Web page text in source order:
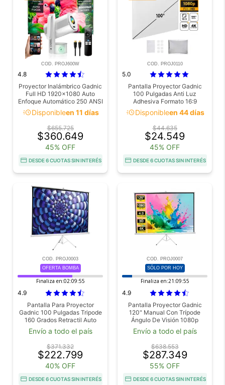
COD. PROJ600W
4.8
Proyector Inalámbrico Gadnic
Full HD 1920x1080 Auto
Enfoque Automático 250 ANSI
Lumenes
acuteDisponibleen 11 días
$655.725
$360.649
45% OFF
DESDE 6 CUOTAS SIN INTERÉS
COD. PROJ0110
5.0
Pantalla Proyector Gadnic
100 Pulgadas Anti Luz
Adhesiva Formato 16:9
acuteDisponibleen 44 días
$44.635
$24.549
45% OFF
DESDE 6 CUOTAS SIN INTERÉS
COD. PROJ0003
OFERTA BOMBA
Finaliza en:02:09:54
4.9
Pantalla Para Proyector
Gadnic 100 Pulgadas Tripode
160 Grados Retractil Auto
Lock Alta Estabilidad
Envío a todo el país
$371.332
$222.799
40% OFF
DESDE 6 CUOTAS SIN INTERÉS
COD. PROJ0007
SÓLO POR HOY
Finaliza en:21:09:54
4.9
Pantalla Proyector Gadnic
120" Manual Con Trípode
Ángulo De Visión 1080p
Envío a todo el país
$638.553
$287.349
55% OFF
DESDE 6 CUOTAS SIN INTERÉS